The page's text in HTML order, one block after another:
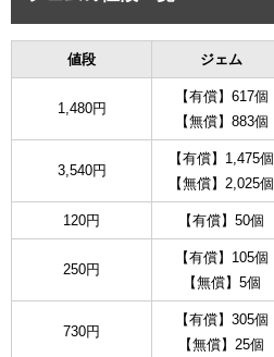
値段 ジェム
1,480円
【有償】617個
【無償】883個
3,540円
【有償】1,475個
【無償】2,025個
120円 【有償】50個
250円
【有償】105個
【無償】5個
730円
【有償】305個
【無償】25個